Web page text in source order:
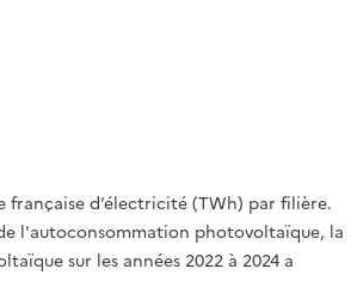
française d’électricité (TWh) par filière.
l'autoconsommation photovoltaïque, la
sur les années 2022 à 2024 a